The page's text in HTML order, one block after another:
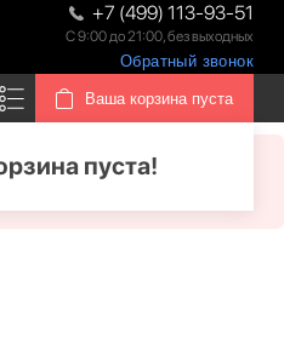
+7 (499) 113-93-51
С 9:00 до 21:00, без выходных
Обратный звонок
Ваша корзина пуста
пуста!